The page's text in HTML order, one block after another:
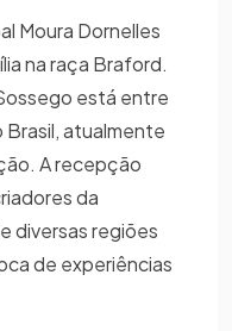
Moura Dornelles
na raça Braford.
está entre
Brasil, atualmente
A recepção
da
diversas regiões
de experiências